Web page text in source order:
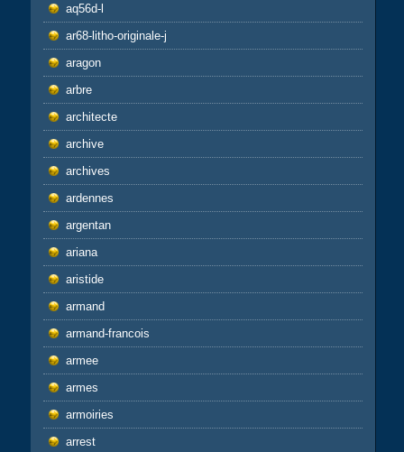
aq56d-l
ar68-litho-originale-j
aragon
arbre
architecte
archive
archives
ardennes
argentan
ariana
aristide
armand
armand-francois
armee
armes
armoiries
arrest